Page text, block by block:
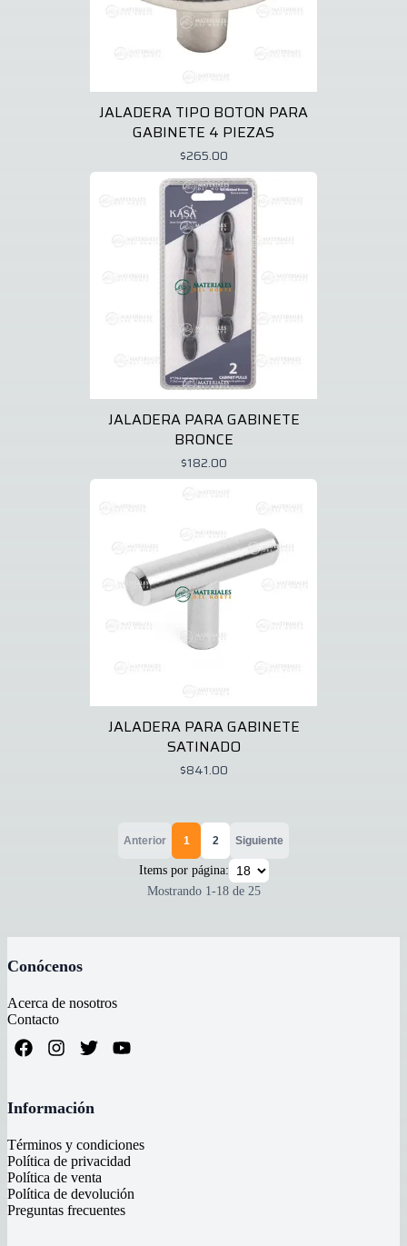
JALADERA TIPO BOTON PARA
GABINETE 4 PIEZAS
$265.00
JALADERA PARA GABINETE
BRONCE
$182.00
JALADERA PARA GABINETE
SATINADO
$841.00
Anterior 1 2 Siguiente
Items por página:
Mostrando 1-18de 25
Conócenos
Acerca de nosotros
Contacto
Información
Términos y condiciones
Política de privacidad
Política de venta
Política de devolución
Preguntas frecuentes